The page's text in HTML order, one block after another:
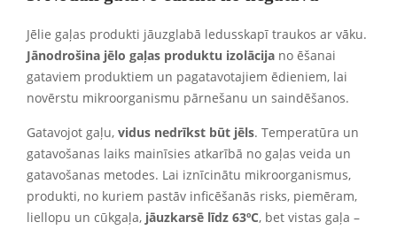
Jēlie gaļas produkti jāuzglabā ledusskapī traukos ar vāku.
Jānodrošina jēlo gaļas produktu izolācija no ēšanai
gataviem produktiem un pagatavotajiem ēdieniem, lai
novērstu mikroorganismu pārnešanu un saindēšanos.
Gatavojot gaļu, vidus nedrīkst būt jēls. Temperatūra un
gatavošanas laiks mainīsies atkarībā no gaļas veida un
gatavošanas metodes. Lai iznīcinātu mikroorganismus,
produkti, no kuriem pastāv inficēšanās risks, piemēram,
liellopu un cūkgaļa, jāuzkarsē līdz 63ºC, bet vistas gaļa –